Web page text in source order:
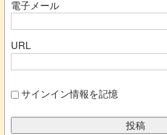
電子メール
URL
サインイン情報を記憶